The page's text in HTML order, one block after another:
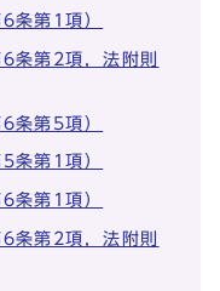
条第1項）
第2項，法附則
条第5項）
条第1項）
条第1項）
第2項，法附則